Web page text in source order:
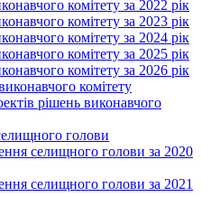
комітету за 2022 рік
комітету за 2023 рік
комітету за 2024 рік
комітету за 2025 рік
комітету за 2026 рік
комітету
рішень виконавчого
голови
селищного голови за 2020
селищного голови за 2021